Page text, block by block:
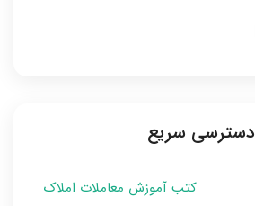
دسترسی سریع
کتب آموزش معاملات املاک